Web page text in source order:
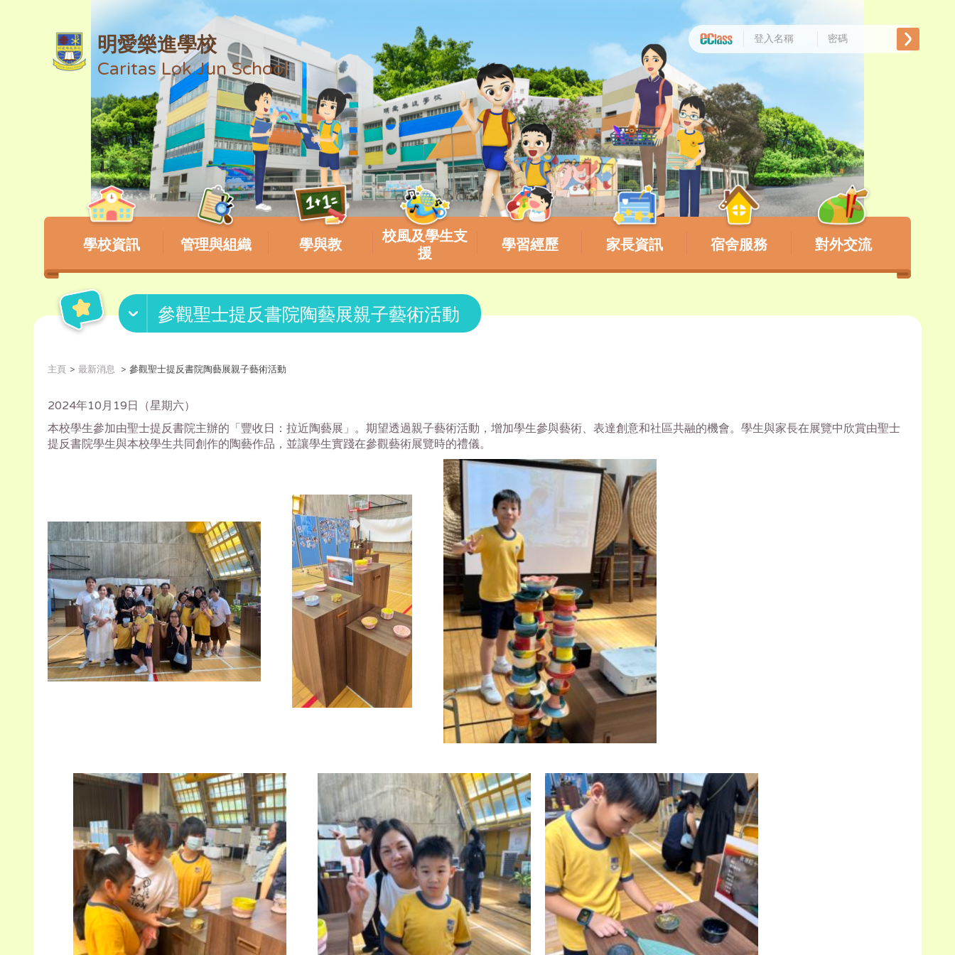
明愛樂進學校
Caritas Lok Jun School
學校資訊 管理與組織 學與教
校風及學生支
援
學習經歷 家長資訊 宿舍服務 對外交流
參觀聖士提反書院陶藝展親子藝術活動
主頁 最新消息 參觀聖士提反書院陶藝展親子藝術活動
2024年10月19日（星期六）
本校學生參加由聖士提反書院主辦的「豐收日：拉近陶藝展」。期望透過親子藝術活動，增加學生參與藝術、表達創意和社區共融的機會。學生與家長在展覽中欣賞由聖士
提反書院學生與本校學生共同創作的陶藝作品，並讓學生實踐在參觀藝術展覽時的禮儀。